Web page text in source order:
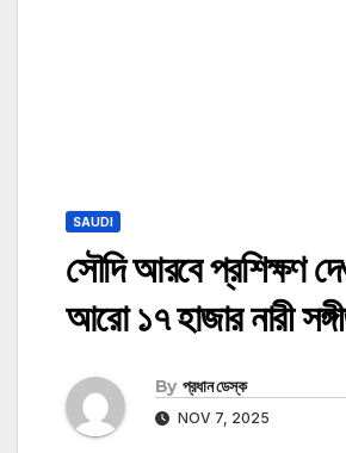
SAUDI
সৌদি আরবে প্রশিক্ষণ
আরো ১৭ হাজার নারী
By প্রধান ডেস্ক
NOV 7, 2025